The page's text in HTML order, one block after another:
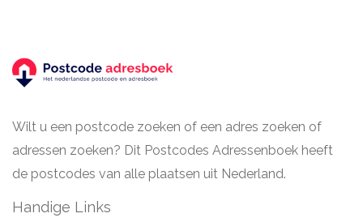
Wilt u een postcode zoeken of een adres zoeken of
adressen zoeken? Dit Postcodes Adressenboek heeft
de postcodes van alle plaatsen uit Nederland.
Handige Links